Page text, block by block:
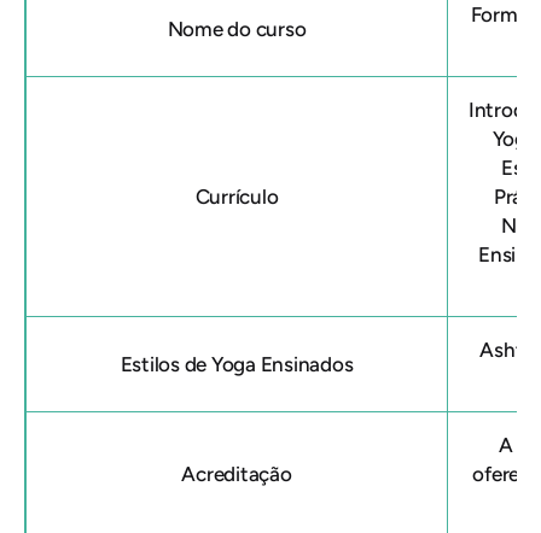
Nome do curso
Currículo
Estilos de Yoga Ensinados
Acreditação
A